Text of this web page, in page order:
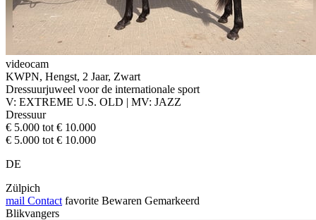
videocam
KWPN, Hengst, 2 Jaar, Zwart
Dressuurjuweel voor de internationale sport
V: EXTREME U.S. OLD | MV: JAZZ
Dressuur
€ 5.000 tot € 10.000
€ 5.000 tot € 10.000
DE
Zülpich
mail Contact favorite Bewaren Gemarkeerd
Blikvangers